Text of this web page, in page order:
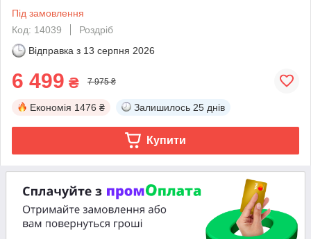
Під замовлення
Код: 14039
Роздріб
Відправка з 13 серпня 2026
6 499 ₴ 7 975 ₴
Економія 1476 ₴ Залишилось 25 днів
Купити